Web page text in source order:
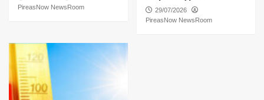
PireasNow NewsRoom
29/07/2026
PireasNow NewsRoom